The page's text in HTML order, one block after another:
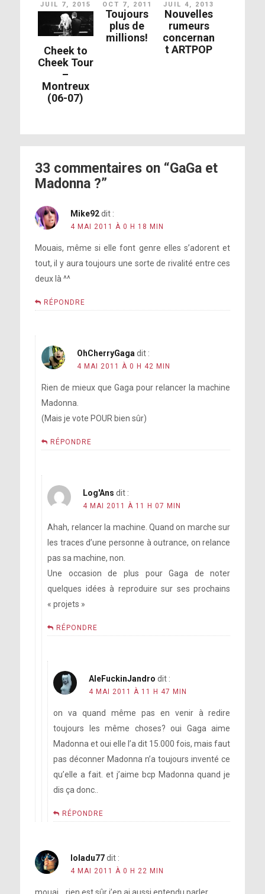
JUIL 7, 2015
Cheek to
Cheek Tour
–
Montreux
(06-07)
OCT 7, 2011
Toujours
plus de
millions!
JUIL 4, 2013
Nouvelles
rumeurs
concernan
t ARTPOP
33 commentaires on “GaGa et
Madonna ?”
Mike92 dit :
4 MAI 2011 À 0 H 18 MIN
Mouais, même si elle font genre elles s’adorent et
tout, il y aura toujours une sorte de rivalité entre ces
deux là ^^
RÉPONDRE
OhCherryGaga dit :
4 MAI 2011 À 0 H 42 MIN
Rien de mieux que Gaga pour relancer la machine
Madonna.
(Mais je vote POUR bien sûr)
RÉPONDRE
Log'Ans dit :
4 MAI 2011 À 11 H 07 MIN
Ahah, relancer la machine. Quand on marche sur
les traces d’une personne à outrance, on relance
pas sa machine, non.
Une occasion de plus pour Gaga de noter
quelques idées à reproduire sur ses prochains
« projets »
RÉPONDRE
AleFuckinJandro dit :
4 MAI 2011 À 11 H 47 MIN
on va quand même pas en venir à redire
toujours les même choses? oui Gaga aime
Madonna et oui elle l’a dit 15.000 fois, mais faut
pas déconner Madonna n’a toujours inventé ce
qu’elle a fait. et j’aime bcp Madonna quand je
dis ça donc..
RÉPONDRE
loladu77 dit :
4 MAI 2011 À 0 H 22 MIN
mouai …rien est sûr j’en ai aussi entendu parler